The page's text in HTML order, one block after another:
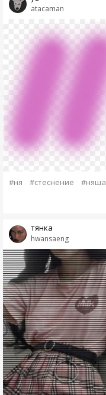
atacaman
#ня #стеснение #няша
hwansaeng
тянка